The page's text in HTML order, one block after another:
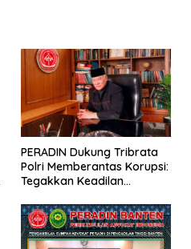
PERADIN Dukung Tribrata
Polri Memberantas Korupsi:
Tegakkan Keadilan
Justitia Ruat Caelum